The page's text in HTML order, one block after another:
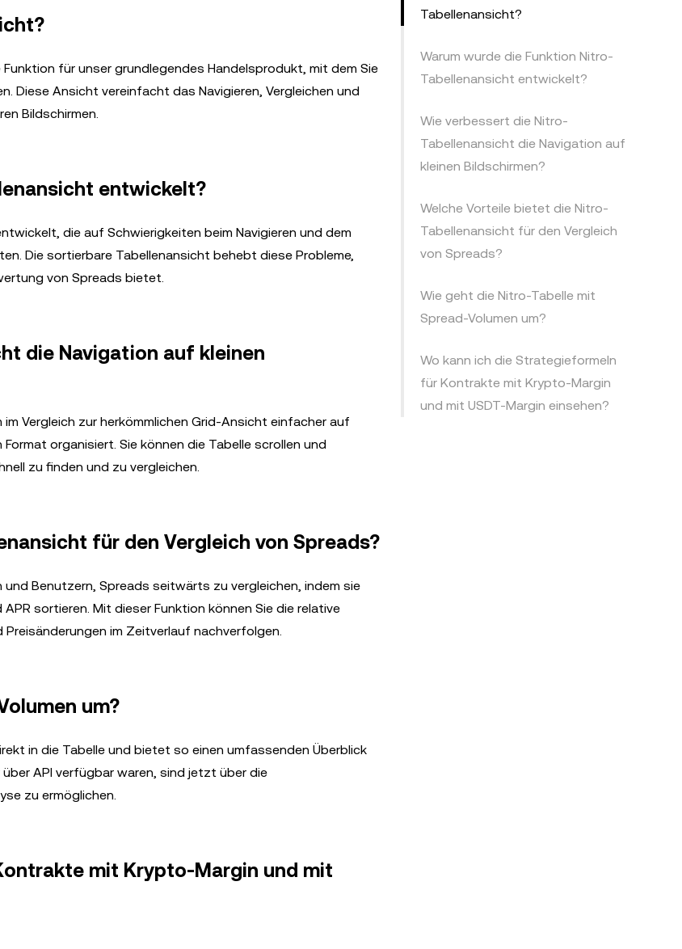
für unser grundlegendes Handelsprodukt, mit dem Sie
Diese Ansicht vereinfacht das Navigieren, Vergleichen und
Bildschirmen.
entwickelt?
die auf Schwierigkeiten beim Navigieren und dem
Die sortierbare Tabellenansicht behebt diese Probleme,
von Spreads bietet.
die Navigation auf kleinen
Vergleich zur herkömmlichen Grid-Ansicht einfacher auf
organisiert. Sie können die Tabelle scrollen und
zu finden und zu vergleichen.
für den Vergleich von Spreads?
Benutzern, Spreads seitwärts zu vergleichen, indem sie
sortieren. Mit dieser Funktion können Sie die relative
im Zeitverlauf nachverfolgen.
um?
in die Tabelle und bietet so einen umfassenden Überblick
API verfügbar waren, sind jetzt über die
zu ermöglichen.
mit Krypto-Margin und mit
Tabellenansicht?
Warum wurde die Funktion Nitro-
Tabellenansicht entwickelt?
Wie verbessert die Nitro-
Tabellenansicht die Navigation auf
kleinen Bildschirmen?
Welche Vorteile bietet die Nitro-
Tabellenansicht für den Vergleich
von Spreads?
Wie geht die Nitro-Tabelle mit
Spread-Volumen um?
Wo kann ich die Strategieformeln
für Kontrakte mit Krypto-Margin
und mit USDT-Margin einsehen?